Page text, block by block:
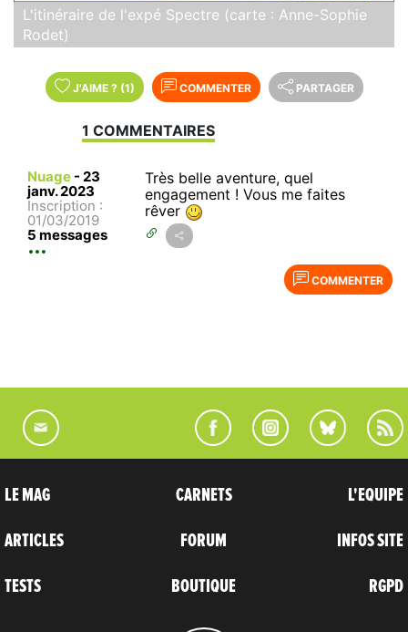
L'itinéraire de l'expé Spectre (carte : Anne-Sophie
Rodet)
J'AIME ? (1) COMMENTER PARTAGER
1 COMMENTAIRES
Nuage - 23
janv. 2023
Inscription :
01/03/2019
5 messages
Très belle aventure, quel
engagement ! Vous me faites
rêver
COMMENTER
LE MAG
ARTICLES
TESTS
CARNETS
FORUM
BOUTIQUE
L'EQUIPE
INFOS SITE
RGPD